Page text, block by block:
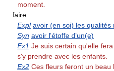
moment.
faire
Expl avoir (en soi) les
Syn avoir l'étoffe d'un(e)
Ex1 Je suis certain qu'elle
s'y prendre avec les enfants.
Ex2 Ces fleurs feront un beau